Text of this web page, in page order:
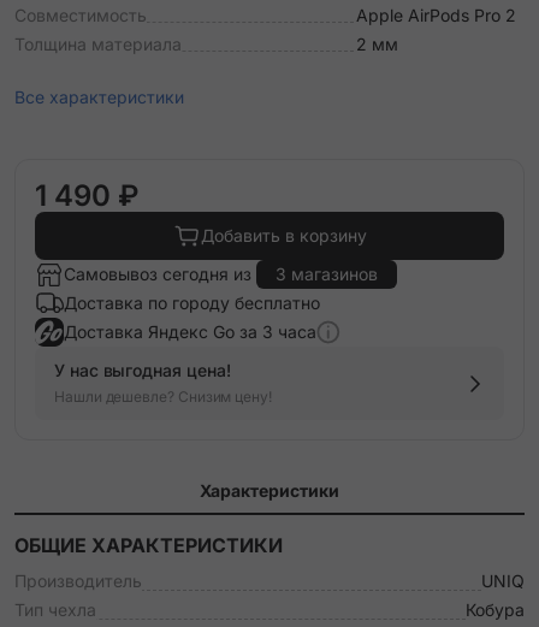
Совместимость
Apple AirPods Pro 2
Толщина материала
2 мм
Все характеристики
1 490 ₽
Добавить в корзину
Самовывоз сегодня из
3 магазинов
Доставка по городу бесплатно
Доставка Яндекс Go за 3 часа
У нас выгодная цена!
Нашли дешевле? Снизим цену!
Характеристики
ОБЩИЕ ХАРАКТЕРИСТИКИ
Производитель
UNIQ
Тип чехла
Кобура